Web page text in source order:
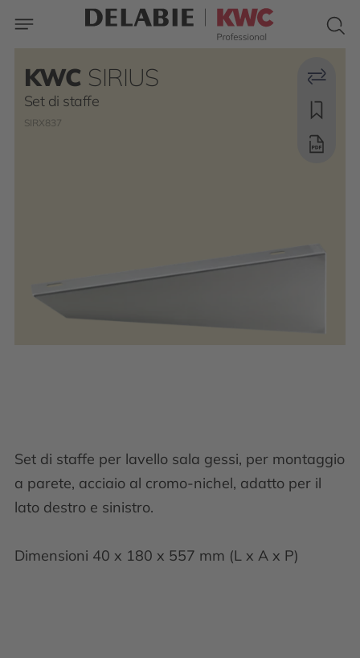
KWC SIRIUS
Set di staffe
SIRX837
Set di staffe per lavello sala gessi, per montaggio
a parete, acciaio al cromo-nichel, adatto per il
lato destro e sinistro.
Dimensioni 40 x 180 x 557 mm (L x A x P)